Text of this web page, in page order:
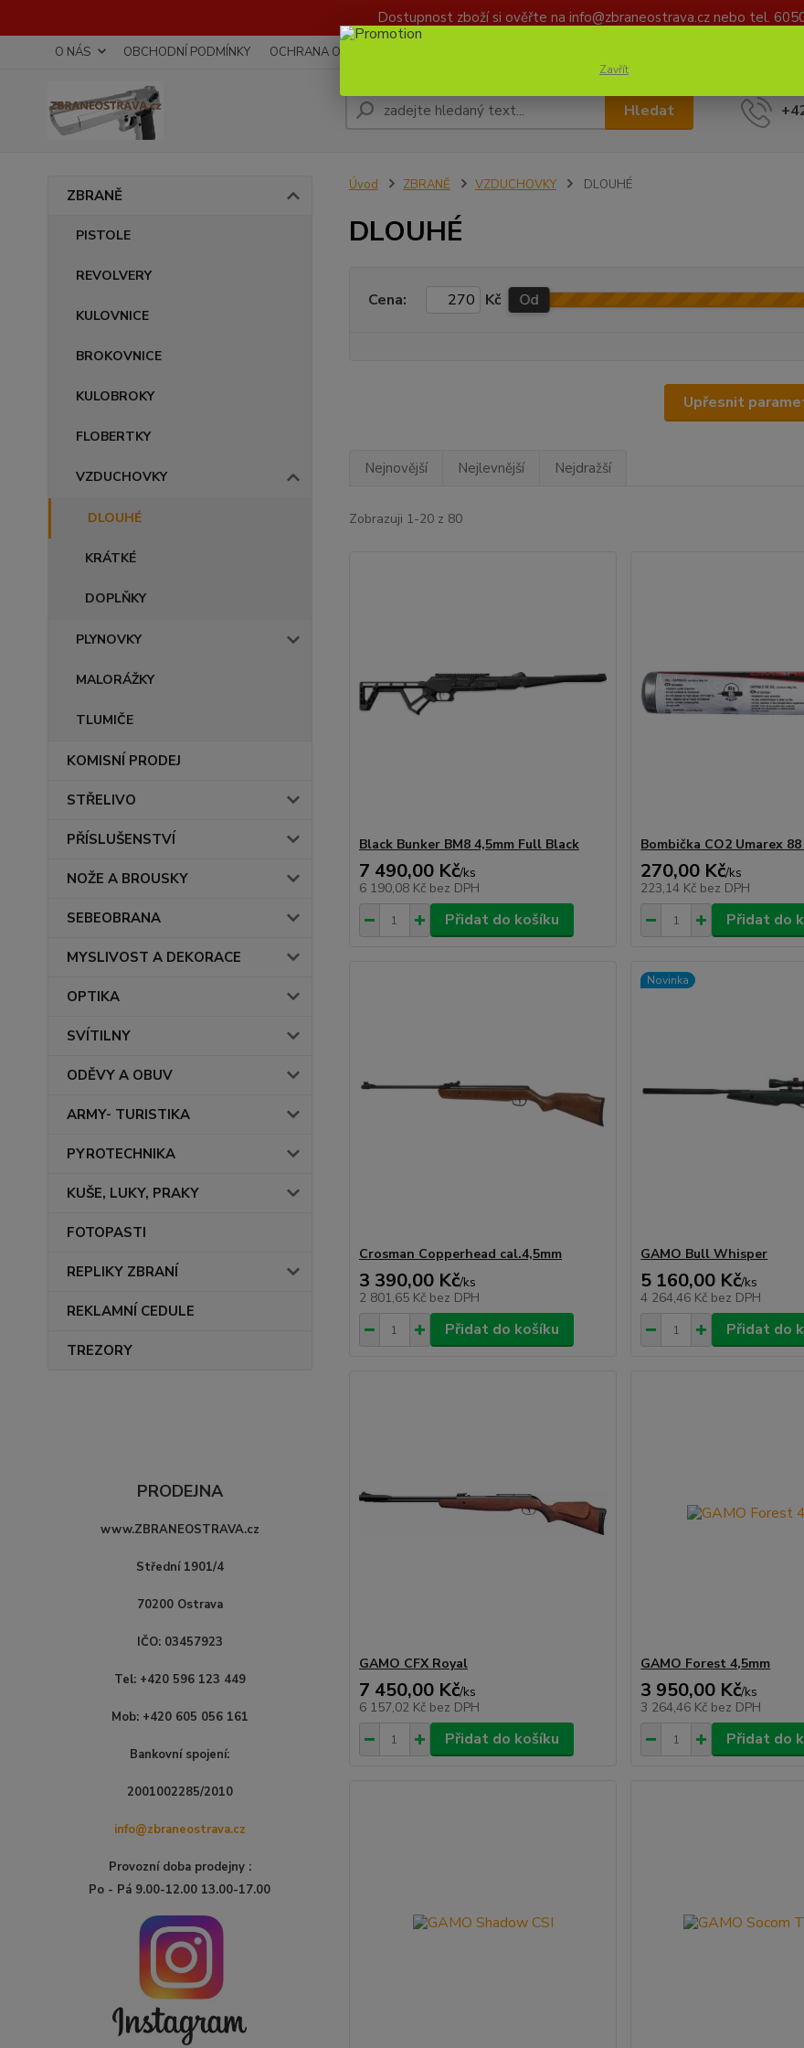
Dostupnost zboží si ověřte na info@zbraneostrava.cz nebo tel.
O NÁS OBCHODNÍ PODMÍNKY OCHRANA OSOBNÍCH ÚDAJŮ
Hledat
ZBRANĚ
PISTOLE
REVOLVERY
KULOVNICE
BROKOVNICE
KULOBROKY
FLOBERTKY
VZDUCHOVKY
DLOUHÉ
KRÁTKÉ
DOPLŇKY
PLYNOVKY
MALORÁŽKY
TLUMIČE
KOMISNÍ PRODEJ
STŘELIVO
PŘÍSLUŠENSTVÍ
NOŽE A BROUSKY
SEBEOBRANA
MYSLIVOST A DEKORACE
OPTIKA
SVÍTILNY
ODĚVY A OBUV
ARMY- TURISTIKA
PYROTECHNIKA
KUŠE, LUKY, PRAKY
FOTOPASTI
REPLIKY ZBRANÍ
REKLAMNÍ CEDULE
TREZORY
PRODEJNA
www.ZBRANEOSTRAVA.cz
Střední 1901/4
70200 Ostrava
IČO: 03457923
Tel: +420 596 123 449
Mob: +420 605 056 161
Bankovní spojení:
2001002285/2010
info@zbraneostrava.cz
Provozní doba prodejny :
Po - Pá 9.00-12.00 13.00-17.00
Úvod ZBRANĚ VZDUCHOVKY DLOUHÉ
DLOUHÉ
Upřesnit
Cena: Kč Od
Nejnovější Nejlevnější Nejdražší
Zobrazuji 1-20 z 80
Black Bunker BM8 4,5mm Full Black
7 490,00 Kč/ks
6 190,08 Kč bez DPH
Přidat do košíku
Bombička CO2 Umarex 88
270,00 Kč/ks
223,14 Kč bez DPH
Přidat do
Crosman Copperhead cal.4,5mm
3 390,00 Kč/ks
2 801,65 Kč bez DPH
Přidat do košíku
Novinka
GAMO Bull Whisper
5 160,00 Kč/ks
4 264,46 Kč bez DPH
Přidat do
GAMO CFX Royal
7 450,00 Kč/ks
6 157,02 Kč bez DPH
Přidat do košíku
GAMO Forest 4,5mm
3 950,00 Kč/ks
3 264,46 Kč bez DPH
Přidat do
Zavřít